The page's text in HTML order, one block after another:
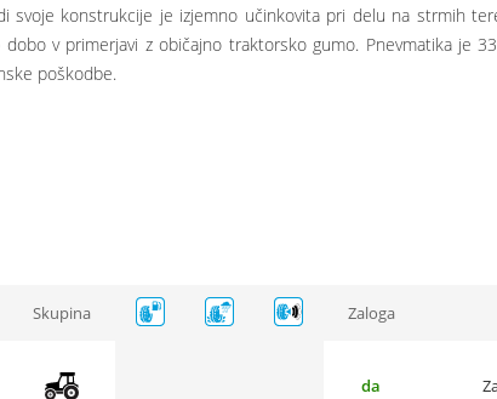
konstrukcije je izjemno učinkovita pri delu na strmih
v primerjavi z običajno traktorsko gumo. Pnevmatika je
poškodbe.
Skupina Zaloga
da